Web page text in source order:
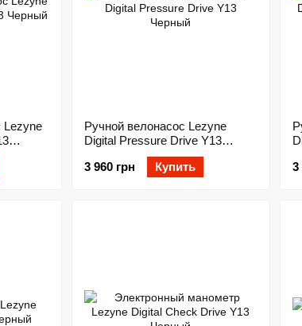
Lezyne
Ручной велонасос Lezyne
Digital Pressure Drive Y13
3 960 грн
Купить
3